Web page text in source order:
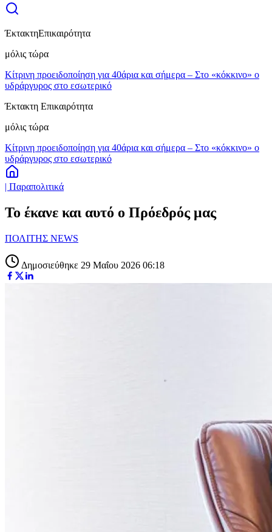
ΈκτακτηΕπικαιρότητα
μόλις τώρα
Κίτρινη προειδοποίηση για 40άρια και σήμερα – Στο «κόκκινο» ο
υδράργυρος στο εσωτερικό
Έκτακτη Επικαιρότητα
μόλις τώρα
Κίτρινη προειδοποίηση για 40άρια και σήμερα – Στο «κόκκινο» ο
υδράργυρος στο εσωτερικό
| Παραπολιτικά
Το έκανε και αυτό ο Πρόεδρός μας
ΠΟΛΙΤΗΣ NEWS
Δημοσιεύθηκε 29 Μαΐου 2026 06:18